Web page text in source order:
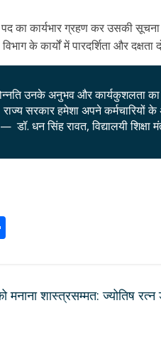
का कार्यभार ग्रहण कर उसकी
के कार्यों में पारदर्शिता और दक्षता
उनके अनुभव और कार्यकुशलता
राज्य सरकार हमेशा अपने
डॉ. धन सिंह रावत, विद्यालयी शिक्षा
e शास्त्रसम्मत: ज्योतिष रत्न